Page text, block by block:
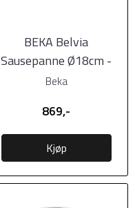
BEKA Belvia
Sausepanne Ø18cm -
2,1L
Beka
869,-
Kjøp